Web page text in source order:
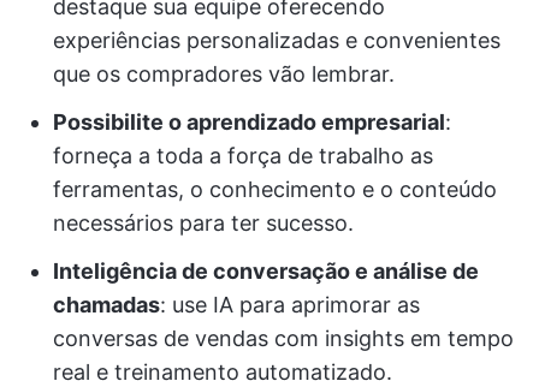
destaque sua equipe oferecendo
experiências personalizadas e convenientes
que os compradores vão lembrar.
Possibilite o aprendizado empresarial:
forneça a toda a força de trabalho as
ferramentas, o conhecimento e o conteúdo
necessários para ter sucesso.
Inteligência de conversação e análise de
chamadas: use IA para aprimorar as
conversas de vendas com insights em tempo
real e treinamento automatizado.